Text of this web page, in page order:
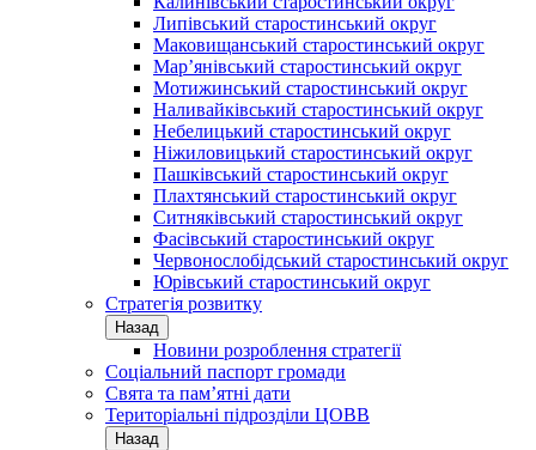
Липівський старостинський округ
Маковищанський старостинський округ
Мар’янівський старостинський округ
Мотижинський старостинський округ
Наливайківський старостинський округ
Небелицький старостинський округ
Ніжиловицький старостинський округ
Пашківський старостинський округ
Плахтянський старостинський округ
Ситняківський старостинський округ
Фасівський старостинський округ
Червонослобідський старостинський округ
Юрівський старостинський округ
Стратегія розвитку
Назад
Новини розроблення стратегії
Соціальний паспорт громади
Свята та пам’ятні дати
Територіальні підрозділи ЦОВВ
Назад